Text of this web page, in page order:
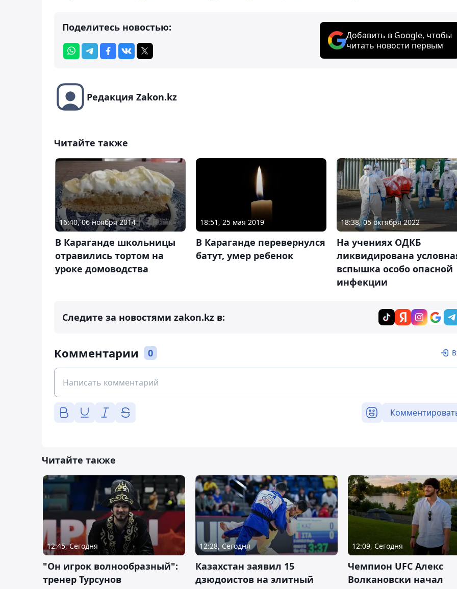
Поделитесь новостью:
Добавить в Google, чтобы
читать новости первым
Редакция Zakon.kz
Читайте также
16:40, 06 ноября 2014
В Караганде школьницы
отравились тортом на
уроке домоводства
18:51, 25 мая 2019
В Караганде перевернулся
батут, умер ребенок
18:38, 05 октября 2022
На учениях ОДКБ
ликвидирована
вспышка особо опасной
инфекции
Следите за новостями zakon.kz в:
Комментарии 0
Читайте также
12:45, Сегодня
"Он игрок волнообразный":
тренер Турсунов
12:28, Сегодня
Казахстан заявил 15
дзюдоистов на элитный
12:09, Сегодня
Чемпион UFC Алекс
Волкановски начал